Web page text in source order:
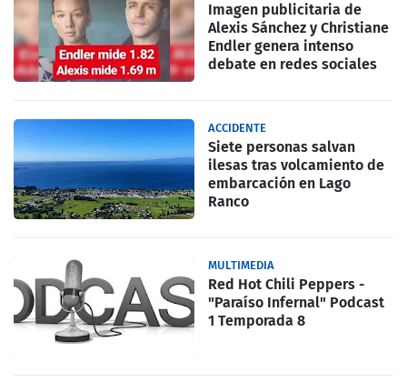
Imagen publicitaria de
Alexis Sánchez y Christiane
Endler genera intenso
debate en redes sociales
ACCIDENTE
Siete personas salvan
ilesas tras volcamiento de
embarcación en Lago
Ranco
MULTIMEDIA
Red Hot Chili Peppers -
"Paraíso Infernal" Podcast
1 Temporada 8